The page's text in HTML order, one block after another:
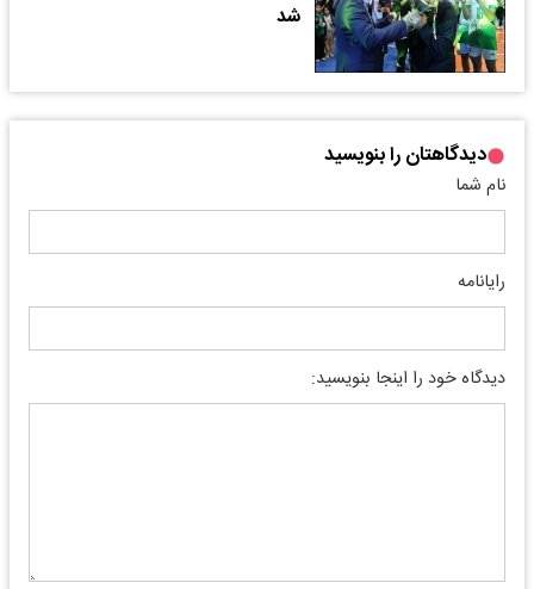
شد
دیدگاهتان را بنویسید
نام شما
رایانامه
دیدگاه خود را اینجا بنویسید: